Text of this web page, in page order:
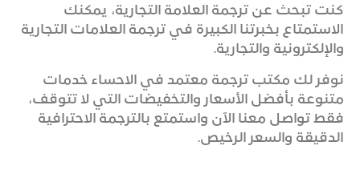
كنت تبحث عن ترجمة العلامة التجارية، يمكنك
الاستمتاع بخبرتنا الكبيرة في ترجمة العلامات التجارية
والإلكترونية والتجارية.
نوفر لك مكتب ترجمة معتمد في الاحساء خدمات
متنوعة بأفضل الأسعار والتخفيضات التي لا تتوقف،
فقط تواصل معنا الآن واستمتع بالترجمة الاحترافية
الدقيقة والسعر الرخيص.